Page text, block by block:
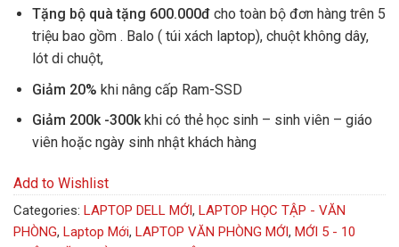
Tặng bộ quà tặng 600.000đ cho toàn bộ đơn hàng trên 5
triệu bao gồm . Balo ( túi xách laptop), chuột không dây,
lót di chuột,
Giảm 20% khi nâng cấp Ram-SSD
Giảm 200k -300k khi có thẻ học sinh – sinh viên – giáo
viên hoặc ngày sinh nhật khách hàng
Add to Wishlist
Categories: LAPTOP DELL MỚI, LAPTOP HỌC TẬP - VĂN
PHÒNG, Laptop Mới, LAPTOP VĂN PHÒNG MỚI, MỚI 5 - 10